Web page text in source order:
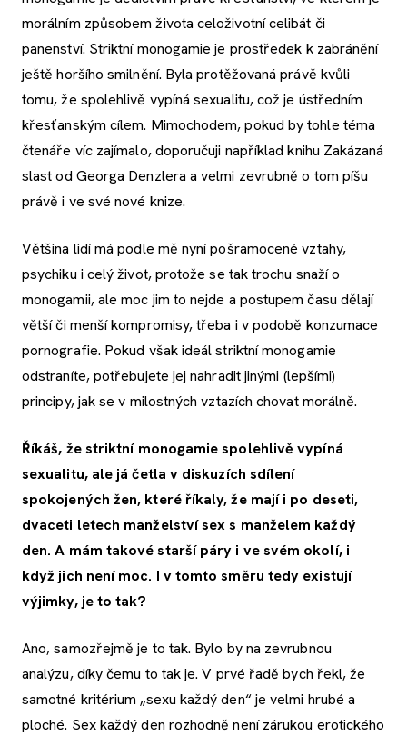
morálním způsobem života celoživotní celibát či
panenství. Striktní monogamie je prostředek k zabránění
ještě horšího smilnění. Byla protěžovaná právě kvůli
tomu, že spolehlivě vypíná sexualitu, což je ústředním
křesťanským cílem. Mimochodem, pokud by tohle téma
čtenáře víc zajímalo, doporučuji například knihu Zakázaná
slast od Georga Denzlera a velmi zevrubně o tom píšu
právě i ve své nové knize.
Většina lidí má podle mě nyní pošramocené vztahy,
psychiku i celý život, protože se tak trochu snaží o
monogamii, ale moc jim to nejde a postupem času dělají
větší či menší kompromisy, třeba i v podobě konzumace
pornografie. Pokud však ideál striktní monogamie
odstraníte, potřebujete jej nahradit jinými (lepšími)
principy, jak se v milostných vztazích chovat morálně.
Říkáš, že striktní monogamie spolehlivě vypíná
sexualitu, ale já četla v diskuzích sdílení
spokojených žen, které říkaly, že mají i po deseti,
dvaceti letech manželství sex s manželem každý
den. A mám takové starší páry i ve svém okolí, i
když jich není moc. I v tomto směru tedy existují
výjimky, je to tak?
Ano, samozřejmě je to tak. Bylo by na zevrubnou
analýzu, díky čemu to tak je. V prvé řadě bych řekl, že
samotné kritérium „sexu každý den“ je velmi hrubé a
ploché. Sex každý den rozhodně není zárukou erotického